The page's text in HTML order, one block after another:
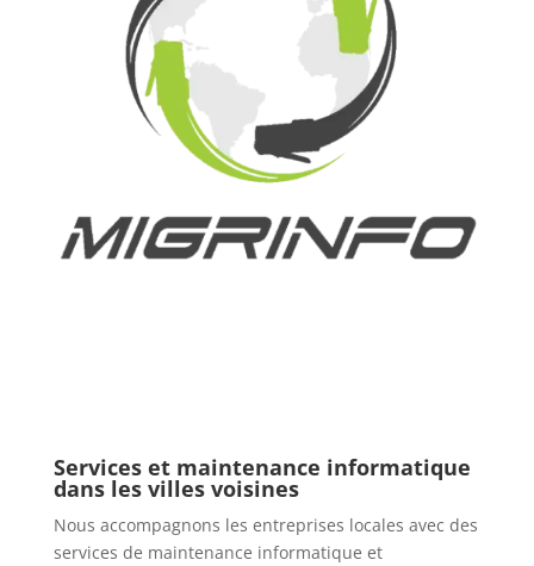
Services et maintenance informatique
dans les villes voisines
Nous accompagnons les entreprises locales avec des
services de maintenance informatique et